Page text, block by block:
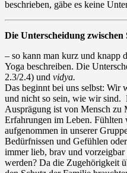
beschrieben, gäbe es keine
Die Unterscheidung zwischen
– so kann man kurz und knapp
Yoga beschreiben. Die
2.3/2.4) und vidya.
Das beginnt bei uns selbst: Wir
und nicht so sein, wie wir
Ausprägung ist von Mensch zu
Erfahrungen im Leben. Fühlten
aufgenommen in unserer
Bedürfnissen und Gefühlen
immer lieb, brav und vorzeigbar
werden? Da die Zugehörigkeit